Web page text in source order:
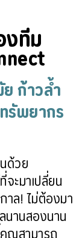
ทีม
ก้าวล้ำ
รัพยากร
ะมาเปลี่ยน
ล! ไม่ต้องมา
านสองนาน